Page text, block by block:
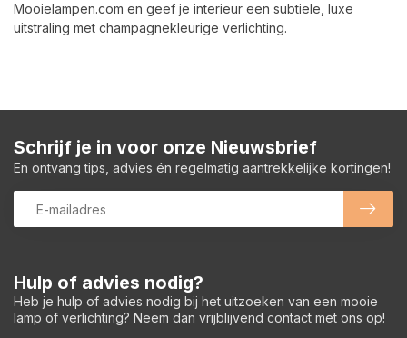
Mooielampen.com en geef je interieur een subtiele, luxe
uitstraling met champagnekleurige verlichting.
Hulp of advies nodig?
Heb je hulp of advies nodig bij het uitzoeken van een mooie
lamp of verlichting? Neem dan vrijblijvend contact met ons op!
Schrijf je in voor onze Nieuwsbrief
En ontvang tips, advies én regelmatig aantrekkelijke kortingen!